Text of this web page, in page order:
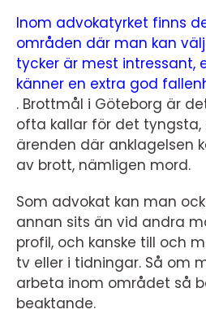
Inom advokatyrket finns
områden där man kan
tycker är mest intressant,
känner en extra god
. Brottmål i Göteborg är
ofta kallar för det
ärenden där anklagelsen
av brott, nämligen mord.
Som advokat kan man
annan sits än vid andra
profil, och kanske till och
tv eller i tidningar. Så om
arbeta inom området så
beaktande.